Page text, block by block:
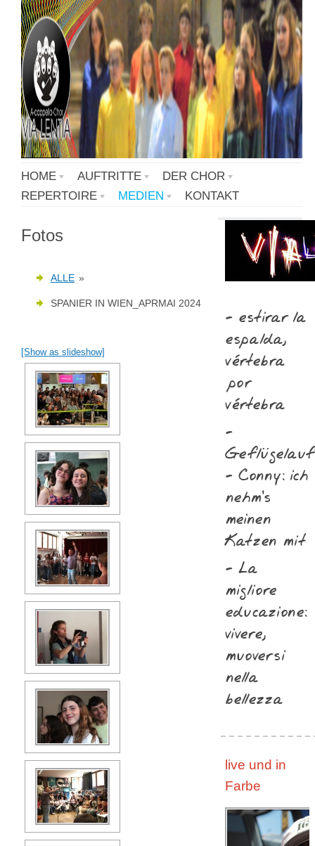
HOME AUFTRITTE
DER CHOR
REPERTOIRE
MEDIEN KONTAKT
Fotos
ALLE »
SPANIER IN WIEN_APRMAI 2024
[Show as slideshow]
- estirar la
espalda,
vértebra
por
vértebra
-
- Conny: ich
nehm‘s
meinen
Katzen mit
- La
migliore
educazione:
vivere,
muoversi
nella
bellezza
live und in
Farbe